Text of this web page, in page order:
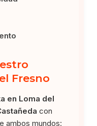
Fresno
en Loma del
con
ambos mundos: